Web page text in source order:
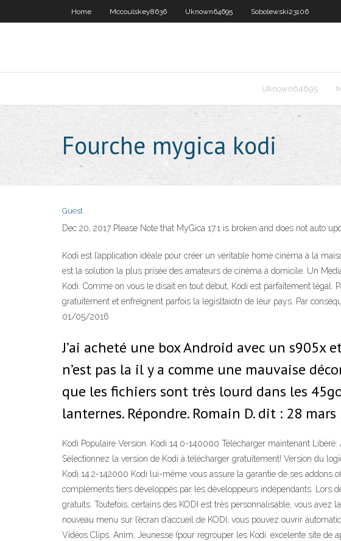
Home Mccoulskey8636 Uknown64695 Sobolewski23106
Uknown64695
Fourche mygica kodi
Guest
Dec 20, 2017 Please Note that MyGica 17.1 is broken and does not auto
Kodi est l’application idéale pour créer un véritable home cinéma à la
est la solution la plus prisée des amateurs de cinéma à domicile. Un
Kodi. Comme on vous le disait en tout début, Kodi est parfaitement
gratuitement et enfreignent parfois la législtaiotn de leur pays. Par
01/05/2016
J’ai acheté une box Android avec un s905x
n’est pas la il y a comme une mauvaise
que les fichiers sont très lourd dans les
lanternes. Répondre. Romain D. dit : 28 mars
Kodi Populaire Version. Kodi 14.0-140000 Télécharger maintenant
Sélectionnez la version de Kodi à télécharger gratuitement! Version du
Kodi 14.2-142000 Kodi lui-même vous assure la garantie de ses addons
compléments tiers développés par les développeurs indépendants. Lors
gratuits. Toutefois, certains des KODI est très personnalisable, vous
nouveau menu sur l’écran d’accueil de KODI, vous pouvez ouvrir
Vidéos Clips, Anim, Jeunesse (pour regrouper les Kodi. excelente site de